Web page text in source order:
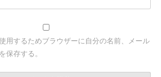
用するためブラウザーに自分の名前、メール
保存する。